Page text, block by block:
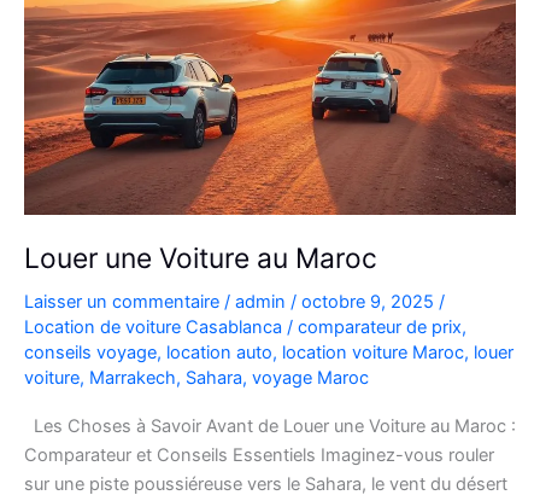
Louer une Voiture au Maroc
Laisser un commentaire / admin / octobre 9, 2025 /
Location de voiture Casablanca / comparateur de prix,
conseils voyage, location auto, location voiture Maroc, louer
voiture, Marrakech, Sahara, voyage Maroc
Les Choses à Savoir Avant de Louer une Voiture au Maroc :
Comparateur et Conseils Essentiels Imaginez-vous rouler
sur une piste poussiéreuse vers le Sahara, le vent du désert